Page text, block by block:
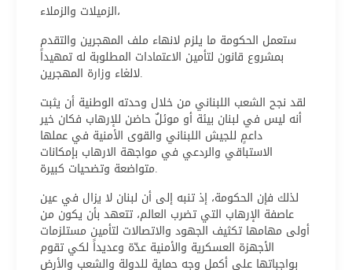
الزميلات والزملاء،
ستعمل الحكومة ما يلزم لانهاء ملف المهجرين والتقدم
بمشروع قانون لتأمين الاعتمادات المطلوبة له تمهيداً
لالغاء وزارة المهجرين.
لقد نجح الشعب اللبناني من خلال وحدته الوطنية أن يثبت
أنه ليس في لبنان بيئة أو موئلٌ حاضن للإرهاب فكان خير
داعمٍ للجيش اللبناني والقوى الأمنية في عملها
الاستباقي والردعي في مواجهة الارهاب بإمكانات
متواضعة وتضحيات كبيرة.
لذلك فإن الحكومة، إذ تنبه إلى أن لبنان لا يزال في عين
عاصفة الإرهاب التي تضرب العالم، تتعهد بأن يكون من
أولى مهامها تكثيف الجهود والاتصالات لتأمين مستلزمات
الأجهزة العسكرية والأمنية عدّة وعديداً لكي تقوم
بواجباتها على أكمل وجه حماية للدولة والشعب والأرض